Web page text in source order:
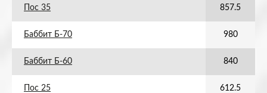
Пос 35 857.5
Баббит Б-70 980
Баббит Б-60 840
Пос 25 612.5